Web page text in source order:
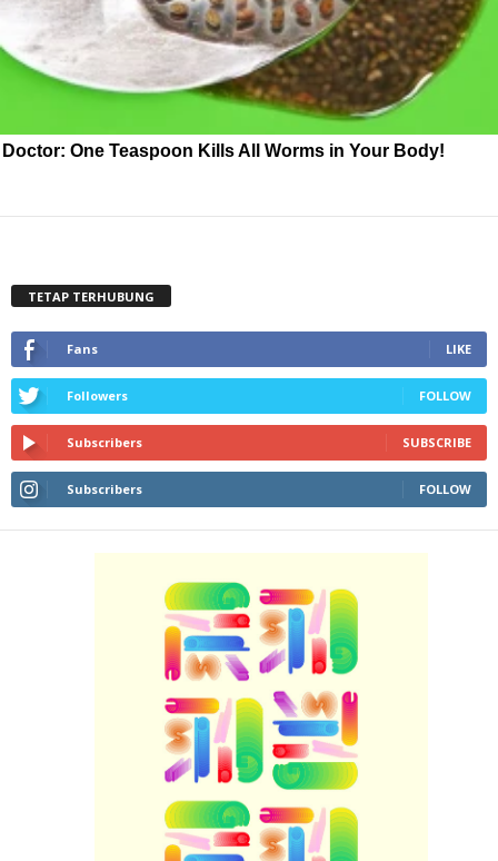
Doctor: One Teaspoon Kills All Worms in Your Body!
TETAP TERHUBUNG
Fans LIKE
Followers FOLLOW
Subscribers SUBSCRIBE
Subscribers FOLLOW